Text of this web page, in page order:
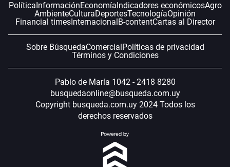
PolíticaInformaciónEconomíaIndicadores económicosAgro
AmbienteCulturaDeportesTecnologíaOpinión
Financial timesInternacionalB-contentCartas al Director
Sobre BúsquedaComercialPolíticas de privacidad
Términos y Condiciones
Pablo de María 1042 - 2418 8280
busquedaonline@busqueda.com.uy
Copyright busqueda.com.uy 2024 Todos los
derechos reservados